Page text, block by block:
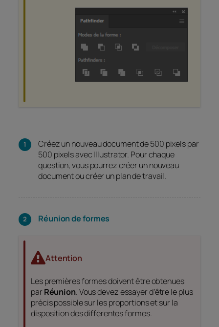
Créez un nouveau document de 500 pixels par
500 pixels avec Illustrator. Pour chaque
question, vous pourrez créer un nouveau
document ou créer un plan de travail.
Réunion de formes
Attention
Les premières formes doivent être obtenues
parRéunion. Vous devez essayer d’être le plus
précis possible sur les proportions et sur la
disposition des différentes formes.